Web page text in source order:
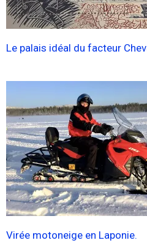
Le palais idéal du facteur
Virée motoneige en Laponie.